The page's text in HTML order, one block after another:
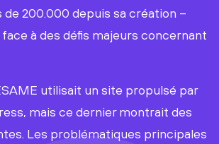
de 200.000 depuis sa création –
à des défis majeurs concernant
utilisait un site propulsé par
mais ce dernier montrait des
Les problématiques principales